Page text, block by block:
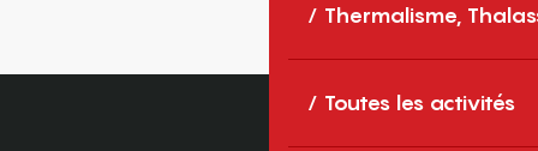
Thermalisme,
Toutes les activités